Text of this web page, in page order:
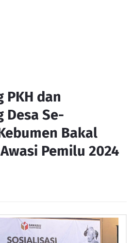
PKH dan
Desa Se-
Bakal
Pemilu 2024